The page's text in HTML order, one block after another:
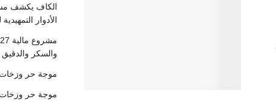
الكاف يكشف
الأدوار
والسكر والدقيق
موجة حر وزخات
موجة حر وزخات